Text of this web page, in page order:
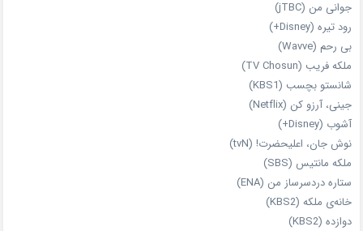
جوانی من (jTBC)
رود تیره (Disney+)
بی‌ رحم (Wavve)
ملکه فریب (TV Chosun)
شانستو بچسب (KBS1)
جینی، آرزو کن (Netflix)
آشوب (Disney+)
نوش جان، اعلیحضرت! (tvN)
ملکه‌ مانتیس (SBS)
ستاره دردسرساز من (ENA)
خانه‌ی ملکه (KBS2)
دوازده (KBS2)